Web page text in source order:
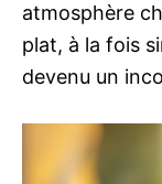
atmosphère
plat, à la fois
devenu un